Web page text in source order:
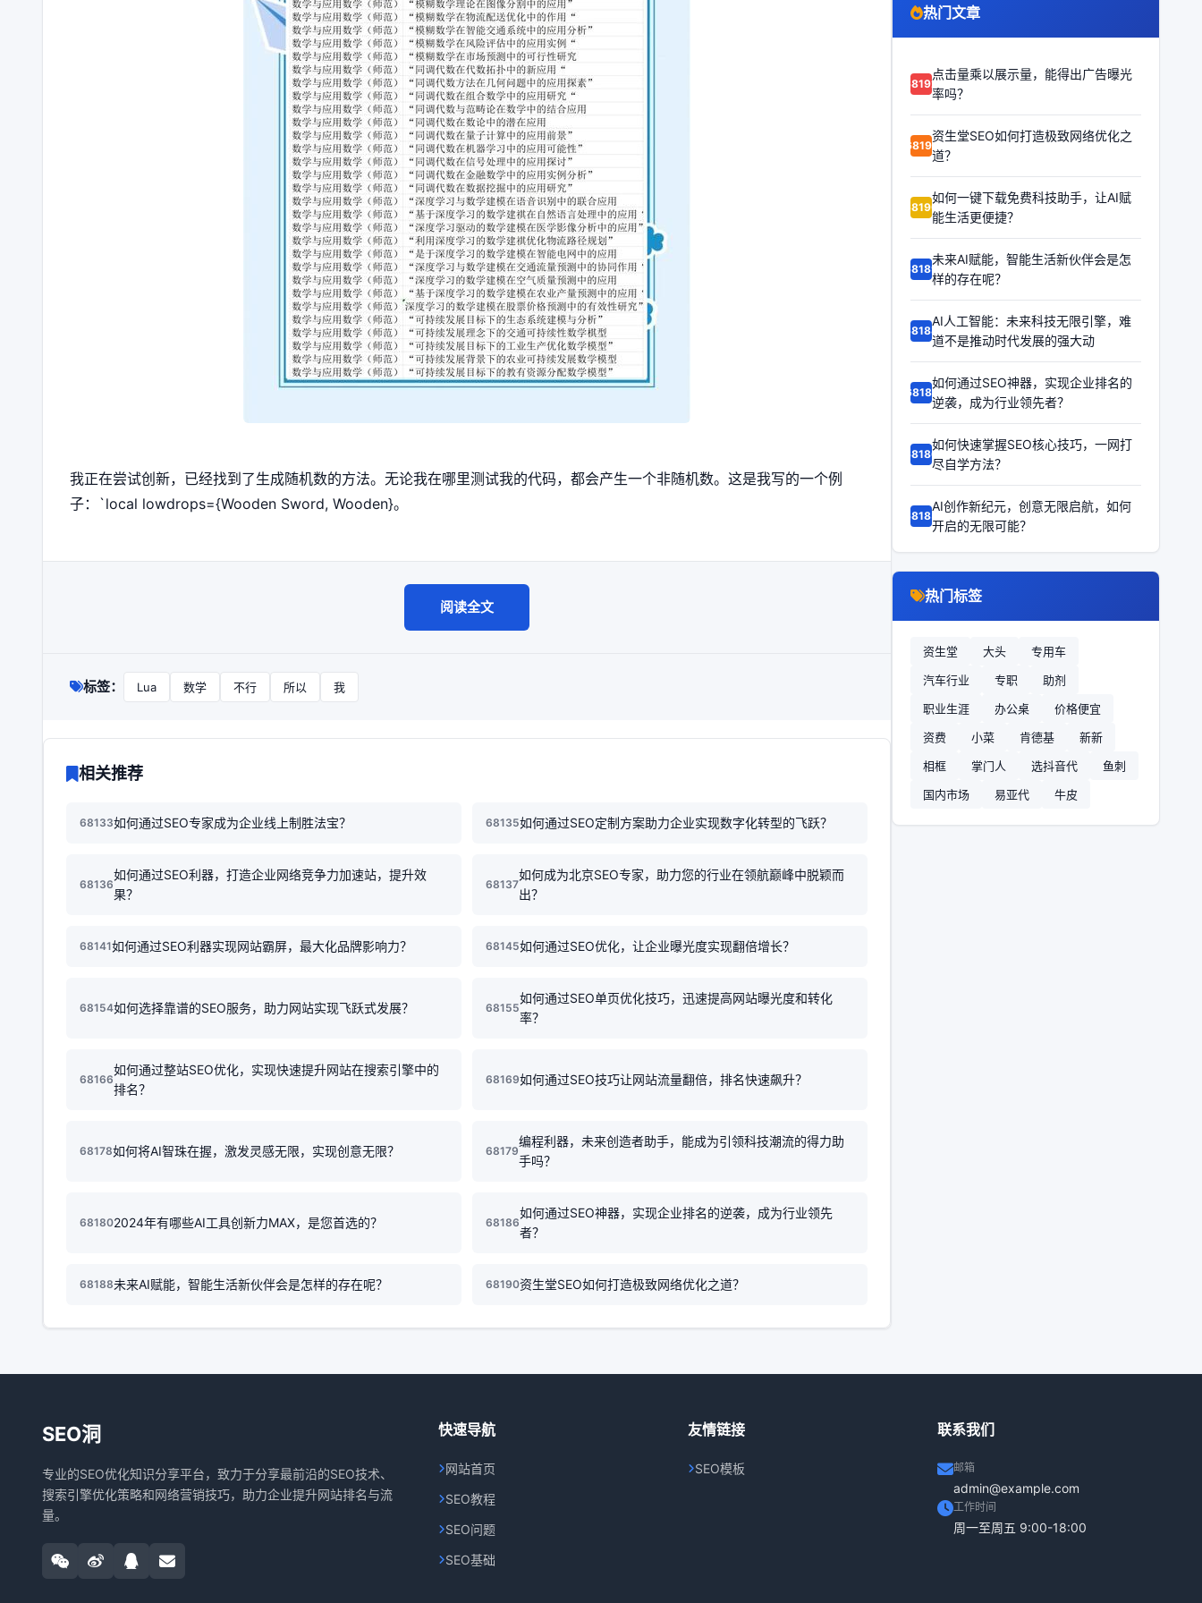
我正在尝试创新，已经找到了生成随机数的方法。无论我在哪里测试我的代码，都会产生一个非随机数。这是我写的一个例
子：`local lowdrops={Wooden Sword, Wooden}。
阅读全文
标签： Lua 数学 不行 所以 我
相关推荐
68133如何通过SEO专家成为企业线上制胜法宝？ 68135如何通过SEO定制方案助力企业实现数字化转型的飞跃？
68136
如何通过SEO利器，打造企业网络竞争力加速站，提升效
果？
68137
如何成为北京SEO专家，助力您的行业在领航巅峰中脱颖而
出？
68141如何通过SEO利器实现网站霸屏，最大化品牌影响力？ 68145如何通过SEO优化，让企业曝光度实现翻倍增长？
68154如何选择靠谱的SEO服务，助力网站实现飞跃式发展？ 68155
如何通过SEO单页优化技巧，迅速提高网站曝光度和转化
率？
68166
如何通过整站SEO优化，实现快速提升网站在搜索引擎中的
排名？
68169如何通过SEO技巧让网站流量翻倍，排名快速飙升？
68178如何将AI智珠在握，激发灵感无限，实现创意无限？ 68179
编程利器，未来创造者助手，能成为引领科技潮流的得力助
手吗？
681802024年有哪些AI工具创新力MAX，是您首选的？ 68186
如何通过SEO神器，实现企业排名的逆袭，成为行业领先
者？
68188未来AI赋能，智能生活新伙伴会是怎样的存在呢？ 68190资生堂SEO如何打造极致网络优化之道？
热门文章
68192
点击量乘以展示量，能得出广告曝光
率吗？
68191
资生堂SEO如何打造极致网络优化之
道？
68190
如何一键下载免费科技助手，让AI赋
能生活更便捷？
68189
未来AI赋能，智能生活新伙伴会是怎
样的存在呢？
68188
AI人工智能：未来科技无限引擎，难
道不是推动时代发展的强大动
68187
如何通过SEO神器，实现企业排名的
逆袭，成为行业领先者？
68186
如何快速掌握SEO核心技巧，一网打
尽自学方法？
68185
AI创作新纪元，创意无限启航，如何
开启的无限可能？
热门标签
资生堂 大头
专用车
汽车行业
专职
助剂
职业生涯
办公桌
价格便宜
资费
小菜 肯德基
新新
相框
掌门人 选抖音代
鱼刺
国内市场
易亚代 牛皮
SEO洞
专业的SEO优化知识分享平台，致力于分享最前沿的SEO技术、
搜索引擎优化策略和网络营销技巧，助力企业提升网站排名与流
量。
快速导航
网站首页
SEO教程
SEO问题
SEO基础
友情链接
SEO模板
联系我们
邮箱
admin@example.com
工作时间
周一至周五 9:00-18:00